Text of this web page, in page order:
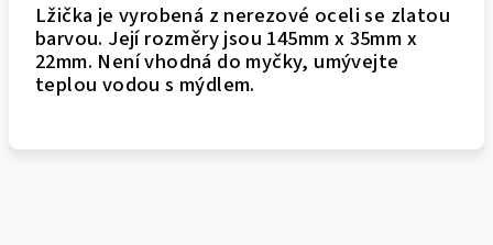
Lžička je vyrobená z nerezové oceli se zlatou
barvou. Její rozměry jsou 145mm x 35mm x
22mm. Není vhodná do myčky, umývejte
teplou vodou s mýdlem.